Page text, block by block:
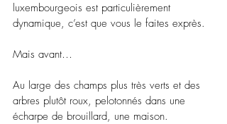
luxembourgeois est particulièrement
dynamique, c’est que vous le faites exprès.
Mais avant…
Au large des champs plus très verts et des
arbres plutôt roux, pelotonnés dans une
écharpe de brouillard, une maison.